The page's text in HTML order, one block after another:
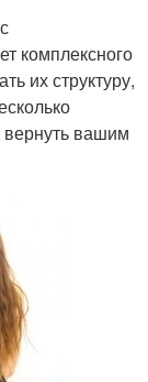
комплексного
их структуру,
вашим